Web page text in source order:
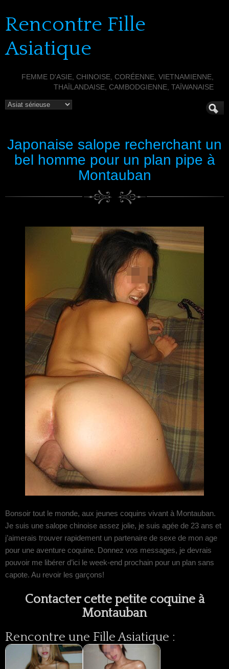
Rencontre Fille
Asiatique
FEMME D'ASIE, CHINOISE, CORÉENNE, VIETNAMIENNE,
THAÏLANDAISE, CAMBODGIENNE, TAÏWANAISE
Japonaise salope recherchant un
bel homme pour un plan pipe à
Montauban
Bonsoir tout le monde, aux jeunes coquins vivant à Montauban.
Je suis une salope chinoise assez jolie, je suis agée de 23 ans et
j’aimerais trouver rapidement un partenaire de sexe de mon age
pour une aventure coquine. Donnez vos messages, je devrais
pouvoir me libérer d’ici le week-end prochain pour un plan sans
capote. Au revoir les garçons!
Contacter cette petite coquine à
Montauban
Rencontre une Fille Asiatique :